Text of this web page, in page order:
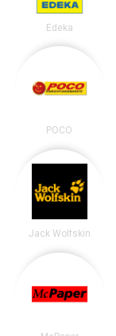
Edeka
POCO
Jack Wolfskin